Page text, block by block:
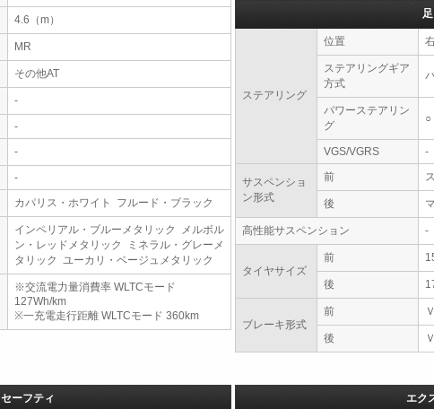
4.6（m）
MR
その他AT
-
-
-
-
カパリス・ホワイト フルード・ブラック
インペリアル・ブルーメタリック メルボル
ン・レッドメタリック ミネラル・グレーメ
タリック ユーカリ・ベージュメタリック
※交流電力量消費率 WLTCモード
127Wh/km
※一充電走行距離 WLTCモード 360km
ステアリング
位置
ステアリングギア
方式
パワーステアリン
グ
○
VGS/VGRS -
サスペンショ
ン形式
前
後
高性能サスペンション -
タイヤサイズ
前
後
ブレーキ形式
前
後
セーフティ エク